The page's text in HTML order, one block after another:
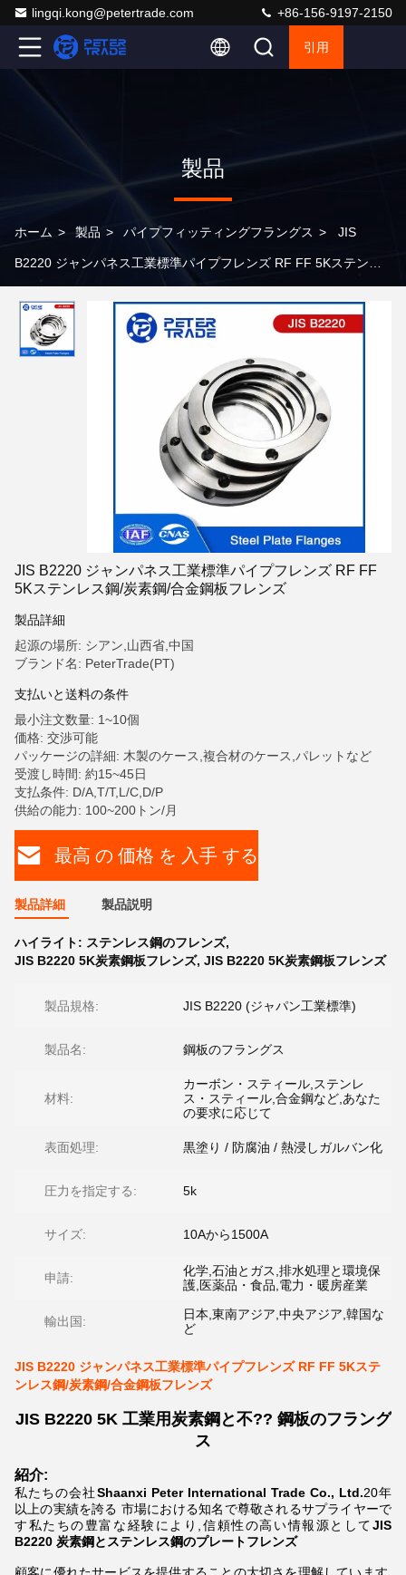
lingqi.kong@petertrade.com +86-156-9197-2150
引用
製品
ホーム > 製品 > パイプフィッティングフラングス > JIS
B2220 ジャンパネス工業標準パイプフレンズ RF FF 5Kステンレ
JIS B2220 ジャンパネス工業標準パイプフレンズ RF FF
5Kステンレス鋼/炭素鋼/合金鋼板フレンズ
製品詳細
起源の場所: シアン,山西省,中国
ブランド名: PeterTrade(PT)
支払いと送料の条件
最小注文数量: 1~10個
価格: 交渉可能
パッケージの詳細: 木製のケース,複合材のケース,パレットなど
受渡し時間: 約15~45日
支払条件: D/A,T/T,L/C,D/P
供給の能力: 100~200トン/月
最高 の 価格 を 入手 する
製品詳細 製品説明
ハイライト: ステンレス鋼のフレンズ,
JIS B2220 5K炭素鋼板フレンズ, JIS B2220 5K炭素鋼板フレンズ
製品規格: JIS B2220 (ジャパン工業標準)
製品名: 鋼板のフラングス
材料:
カーボン・スティール,ステンレ
ス・スティール,合金鋼など,あなた
の要求に応じて
表面処理: 黒塗り / 防腐油 / 熱浸しガルバン化
圧力を指定する: 5k
サイズ: 10Aから1500A
申請:
化学,石油とガス,排水処理と環境保
護,医薬品・食品,電力・暖房産業
輸出国:
日本,東南アジア,中央アジア,韓国な
ど
JIS B2220 ジャンパネス工業標準パイプフレンズ RF FF 5Kステ
ンレス鋼/炭素鋼/合金鋼板フレンズ
JIS B2220 5K 工業用炭素鋼と不?? 鋼板のフラング
ス
紹介:
私たちの会社Shaanxi Peter International Trade Co., Ltd.20年
以上の実績を誇る 市場における知名で尊敬されるサプライヤーで
す私たちの豊富な経験により,信頼性の高い情報源としてJIS
B2220 炭素鋼とステンレス鋼のプレートフレンズ